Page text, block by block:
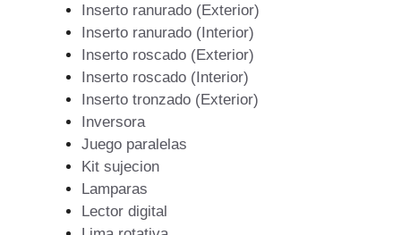
Inserto ranurado (Exterior)
Inserto ranurado (Interior)
Inserto roscado (Exterior)
Inserto roscado (Interior)
Inserto tronzado (Exterior)
Inversora
Juego paralelas
Kit sujecion
Lamparas
Lector digital